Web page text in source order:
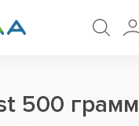
500 грамм